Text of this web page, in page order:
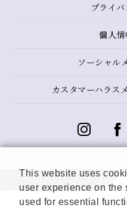
プライ
個人
ソーシャル
カスタマーハラス
This website uses
user experience on the
used for essential